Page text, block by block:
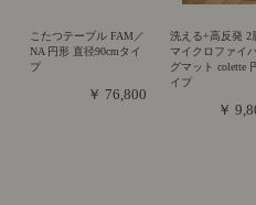
こたつテーブル FAM／
NA 円形 直径90cmタイ
プ
￥ 76,800
洗える+高反発 2
マイクロファイ
グマット colette
イプ
￥